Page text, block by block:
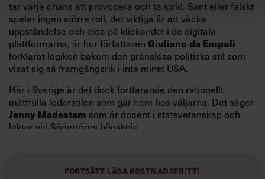
tar varje chans att provocera och ta strid. Sant eller falskt
spelar ingen större roll, det viktiga är att väcka
uppståndelse och elda på klickandet i de digitala
plattformarna, är hur författaren Giuliano da Empoli
förklarat logiken bakom den gränslösa politiska stil som
visat sig så framgångsrik i inte minst USA.
Här i Sverige är det dock fortfarande den rationellt
måttfulla ledarstilen som går hem hos väljarna. Det säger
Jenny Madestam som är docent i statsvetenskap och
lektor vid Södertörns högskola.
kompetenta och stå med båda fötterna på jorden. Hellre
Fortsätt läsa kostnadsfritt!